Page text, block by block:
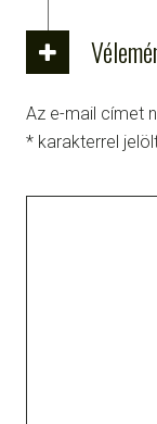
Az e-mail címet
* karakterrel